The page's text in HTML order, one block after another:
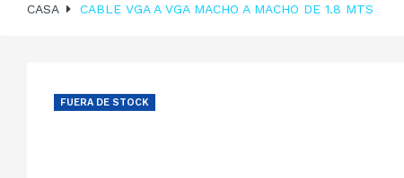
CASA CABLE VGA A VGA MACHO A MACHO DE 1.8 MTS
FUERA DE STOCK